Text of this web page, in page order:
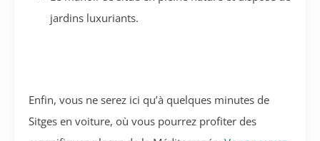
jardins luxuriants.
Enfin, vous ne serez ici qu’à quelques minutes de
Sitges en voiture, où vous pourrez profiter des